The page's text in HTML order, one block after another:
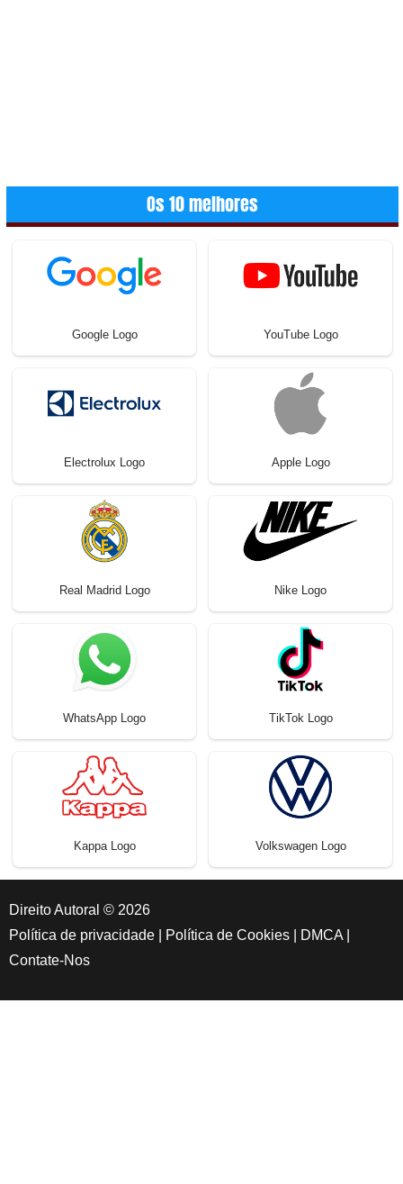
Os 10 melhores
Google Logo YouTube Logo
Electrolux Logo Apple Logo
Real Madrid Logo Nike Logo
WhatsApp Logo TikTok Logo
Kappa Logo Volkswagen Logo
Direito Autoral © 2026
Política de privacidade
Política de Cookies DMCA
Contate-Nos